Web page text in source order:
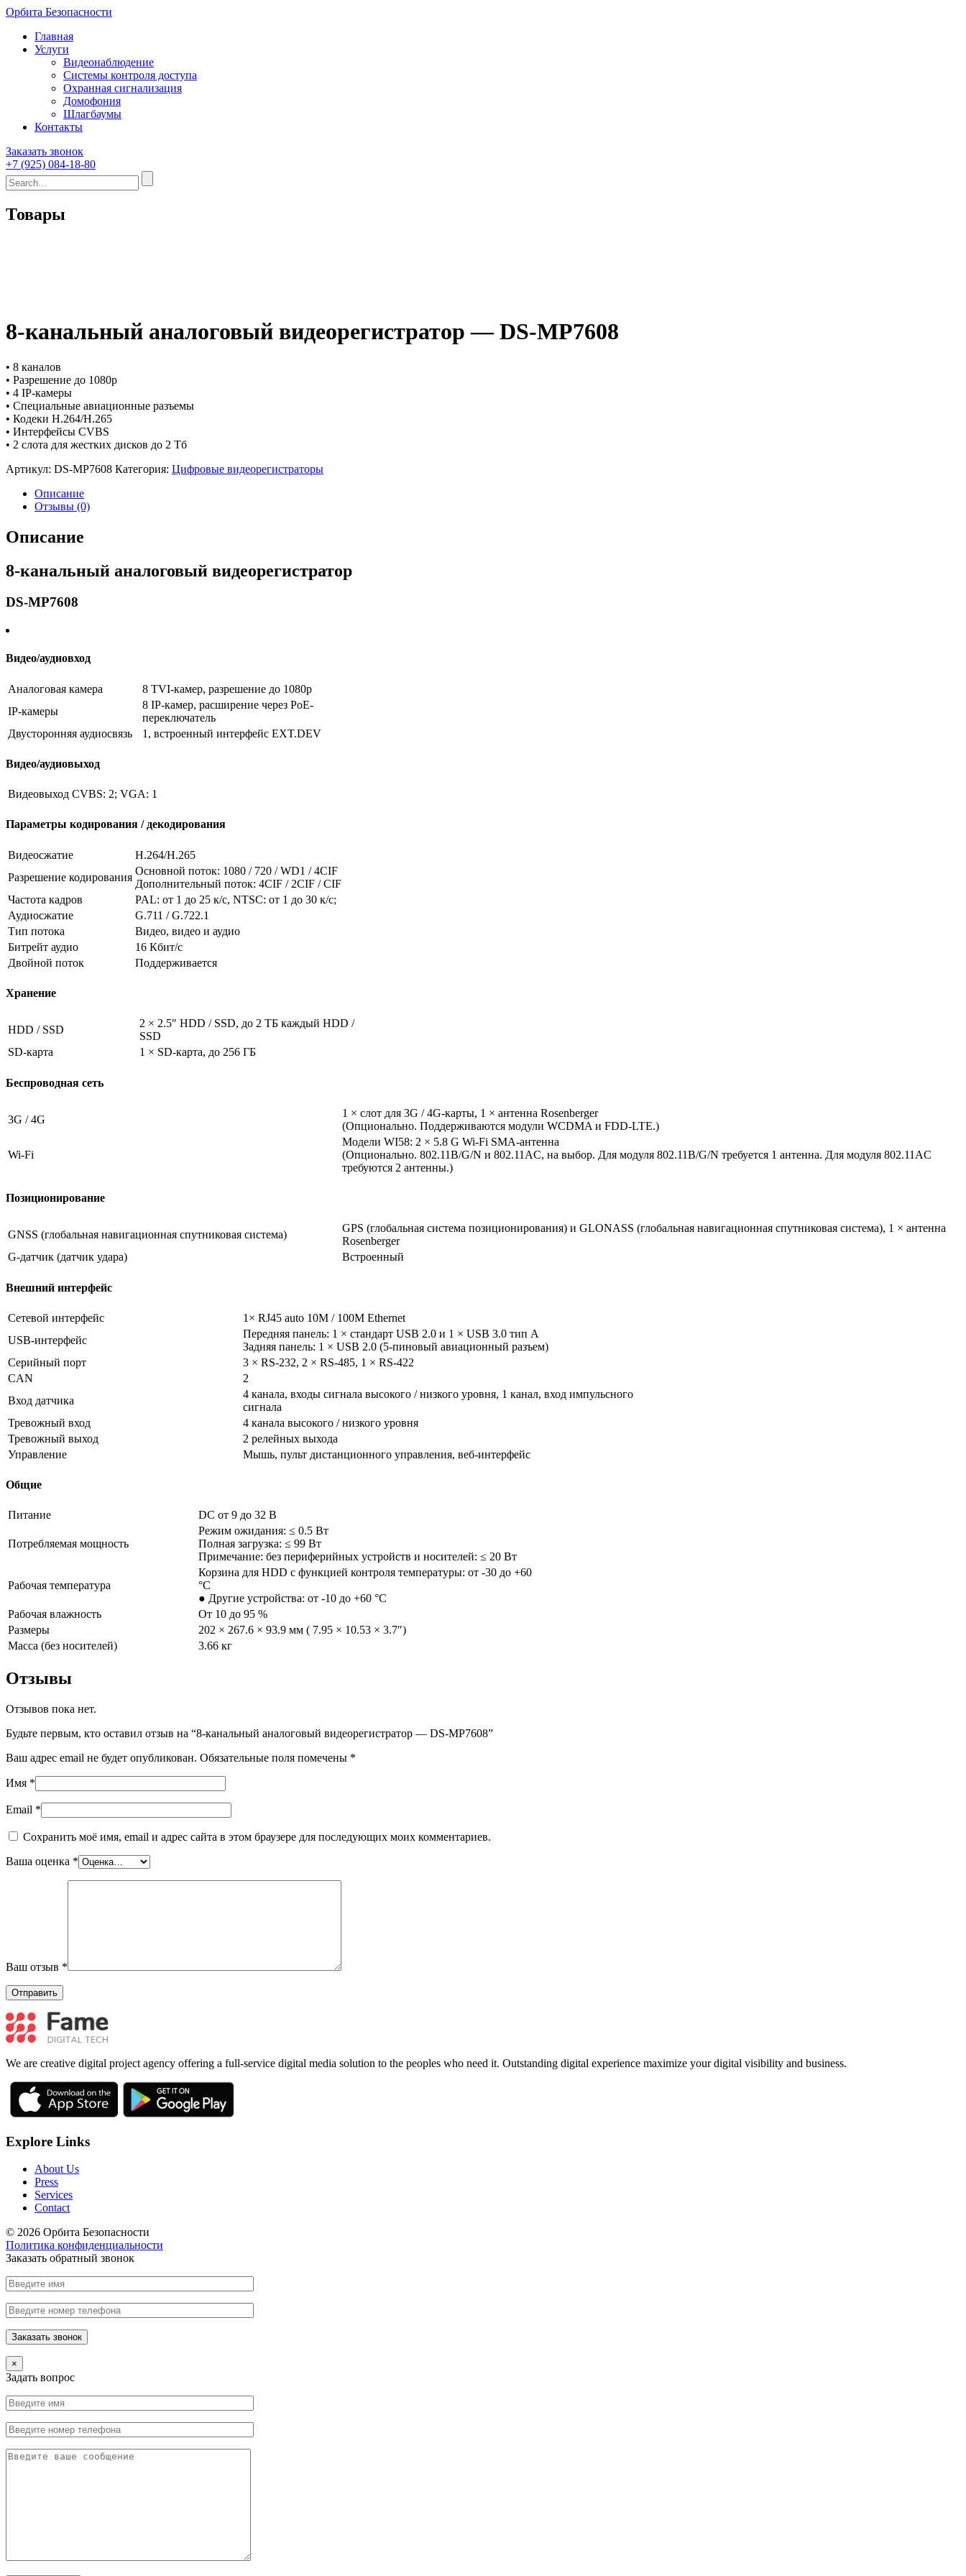
Орбита Безопасности
Главная
Услуги
Видеонаблюдение
Системы контроля доступа
Охранная сигнализация
Домофония
Шлагбаумы
Контакты
Заказать звонок
+7 (925) 084-18-80
Товары
8-канальный аналоговый видеорегистратор — DS-MP7608
• 8 каналов
• Разрешение до 1080р
• 4 IP-камеры
• Специальные авиационные разъемы
• Кодеки H.264/H.265
• Интерфейсы CVBS
• 2 слота для жестких дисков до 2 Тб
Артикул: DS-MP7608 Категория: Цифровые видеорегистраторы
Описание
Отзывы (0)
Описание
8-канальный аналоговый видеорегистратор
DS-MP7608
Видео/аудиовход
Аналоговая камера
8 TVI-камер, разрешение до 1080p
IP-камеры
8 IР-камер, расширение через PoE-
переключатель
Двусторонняя аудиосвязь
1, встроенный интерфейс EXT.DEV
Видео/аудиовыход
Видеовыход CVBS: 2; VGA: 1
Параметры кодирования / декодирования
Видеосжатие
H.264/H.265
Разрешение кодирования
Основной поток: 1080 / 720 / WD1 / 4CIF
Дополнительный поток: 4CIF / 2CIF / CIF
Частота кадров
PAL: от 1 до 25 к/с, NTSC: от 1 до 30 к/с;
Аудиосжатие
G.711 / G.722.1
Тип потока
Видео, видео и аудио
Битрейт аудио
16 Кбит/с
Двойной поток
Поддерживается
Хранение
HDD / SSD
2 × 2.5″ HDD / SSD, до 2 ТБ каждый HDD /
SSD
SD-карта
1 × SD-карта, до 256 ГБ
Беспроводная сеть
3G / 4G
1 × слот для 3G / 4G-карты, 1 × антенна Rosenberger
(Опционально. Поддерживаются модули WCDMA и FDD-LTE.)
Wi-Fi
Модели WI58: 2 × 5.8 G Wi-Fi SMA-антенна
(Опционально. 802.11B/G/N и 802.11AC, на выбор. Для модуля 802.11B/G/N требуется 1 антенна. Для модуля 802.11AC
требуются 2 антенны.)
Позиционирование
GNSS (глобальная навигационная спутниковая система)
GPS (глобальная система позиционирования) и GLONASS (глобальная навигационная спутниковая система), 1 × антенна
Rosenberger
G-датчик (датчик удара)
Встроенный
Внешний интерфейс
Сетевой интерфейс
1× RJ45 auto 10M / 100M Ethernet
USB-интерфейс
Передняя панель: 1 × стандарт USB 2.0 и 1 × USB 3.0 тип A
Задняя панель: 1 × USB 2.0 (5-пиновый авиационный разъем)
Серийный порт
3 × RS-232, 2 × RS-485, 1 × RS-422
CAN
2
Вход датчика
4 канала, входы сигнала высокого / низкого уровня, 1 канал, вход импульсного
сигнала
Тревожный вход
4 канала высокого / низкого уровня
Тревожный выход
2 релейных выхода
Управление
Мышь, пульт дистанционного управления, веб-интерфейс
Общие
Питание DC от 9 до 32 В
Потребляемая мощность
Режим ожидания: ≤ 0.5 Вт
Полная загрузка: ≤ 99 Вт
Примечание: без периферийных устройств и носителей: ≤ 20 Вт
Рабочая температура
Корзина для HDD с функцией контроля температуры: от -30 до +60
°C
● Другие устройства: от -10 до +60 °C
Рабочая влажность
От 10 до 95 %
Размеры
202 × 267.6 × 93.9 мм ( 7.95 × 10.53 × 3.7″)
Масса (без носителей)
3.66 кг
Отзывы
Отзывов пока нет.
Будьте первым, кто оставил отзыв на “8-канальный аналоговый видеорегистратор — DS-MP7608”
Ваш адрес email не будет опубликован. Обязательные поля помечены *
Имя *
Email *
Сохранить моё имя, email и адрес сайта в этом браузере для последующих моих комментариев.
Ваша оценка *
Ваш отзыв *
We are creative digital project agency offering a full-service digital media solution to the peoples who need it. Outstanding digital experience maximize your digital visibility and business.
Explore Links
About Us
Press
Services
Contact
© 2026 Орбита Безопасности
Политика конфиденциальности
Заказать обратный звонок
×
Задать вопрос